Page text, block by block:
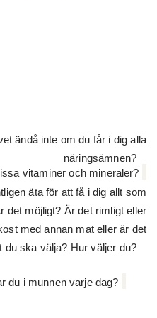
ändå inte om du får i dig alla
näringsämnen?
vitaminer och mineraler?
äta för att få i dig allt som
det möjligt? Är det rimligt eller
med annan mat eller är det
du ska välja? Hur väljer du?
du i munnen varje dag?